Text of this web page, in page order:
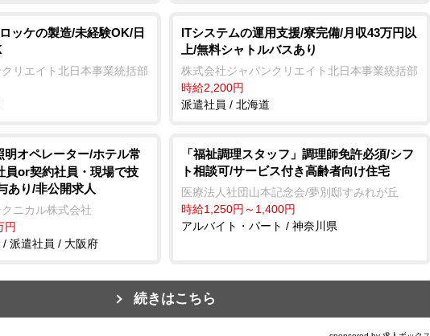
ッケの製造/未経験OK/日
リエイト北日本事業統括部
ITシステムの運用支援/寮完備/月収43万円以
上/無料シャトルバスあり
株式会社ジャパンクリエイト北日本事業統括部
時給2,200円
派遣社員 / 北海道
明オペレーター/ホテル常
員or契約社員・現場で技
あり/非公開求人
ニカル株式会社
円
派遣社員 / 大阪府
「福祉調理スタッフ」調理師免許必須/シフ
ト相談可/サービス付き高齢者向け住宅
医療法人社団山本記念会/夢別邸すみれが丘
時給1,250円～1,400円
アルバイト・パート / 神奈川県
続きはこちら